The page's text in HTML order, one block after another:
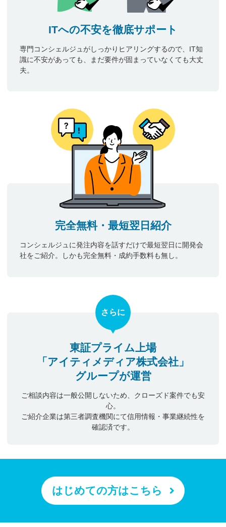
ITへの不安を徹底サポート
専門コンシェルジュがしっかりヒアリングするので、IT知
識に不安があっても、まだ要件が固まっていなくても大丈
夫。
完全無料・最短翌日紹介
コンシェルジュに発注内容を話すだけで最短翌日に開発会
社をご紹介。しかも完全無料・成約手数料も無し。
さらに
東証プライム上場
「アイティメディア株式会社」
グループが運営
ご相談内容は一般公開しないため、クローズド案件でも安
心。
ご紹介企業は第三者調査機関にて信用情報・事業継続性を
確認済です。
はじめての方はこちら